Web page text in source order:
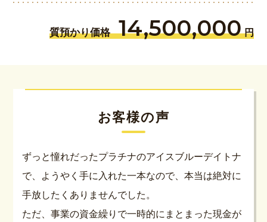
質預かり価格 14,500,000 円
お客様の声
ずっと憧れだったプラチナのアイスブルーデイトナ
で、ようやく手に入れた一本なので、本当は絶対に
手放したくありませんでした。
ただ、事業の資金繰りで一時的にまとまった現金が